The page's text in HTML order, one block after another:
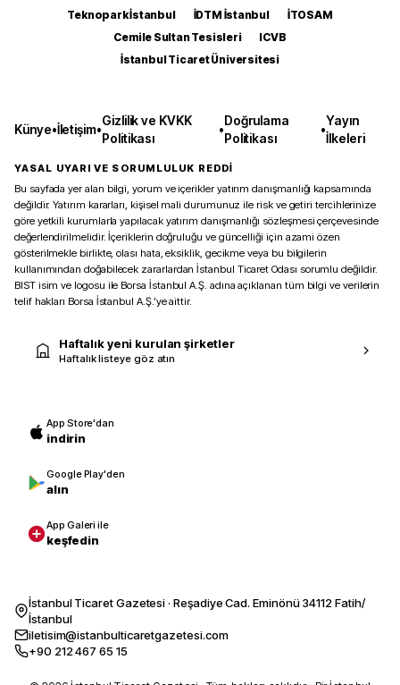
Teknopark İstanbul
İDTM İstanbul
İTOSAM
Cemile Sultan Tesisleri
ICVB
İstanbul Ticaret Üniversitesi
Künye•İletişim•
Gizlilik ve KVKK
Politikası
•
Doğrulama
Politikası
•
Yayın
İlkeleri
YASAL UYARI VE SORUMLULUK REDDİ
Bu sayfada yer alan bilgi, yorum ve içerikler yatırım danışmanlığı kapsamında
değildir. Yatırım kararları, kişisel mali durumunuz ile risk ve getiri tercihlerinize
göre yetkili kurumlarla yapılacak yatırım danışmanlığı sözleşmesi çerçevesinde
değerlendirilmelidir. İçeriklerin doğruluğu ve güncelliği için azami özen
gösterilmekle birlikte, olası hata, eksiklik, gecikme veya bu bilgilerin
kullanımından doğabilecek zararlardan İstanbul Ticaret Odası sorumlu değildir.
BIST isim ve logosu ile Borsa İstanbul A.Ş. adına açıklanan tüm bilgi ve verilerin
telif hakları Borsa İstanbul A.Ş.’ye aittir.
Haftalık yeni kurulan şirketler
Haftalık listeye göz atın
App Store'dan
indirin
Google Play'den
alın
App Galeri ile
keşfedin
İstanbul Ticaret Gazetesi · Reşadiye Cad. Eminönü 34112 Fatih/
İstanbul
iletisim@istanbulticaretgazetesi.com
+90 212 467 65 15